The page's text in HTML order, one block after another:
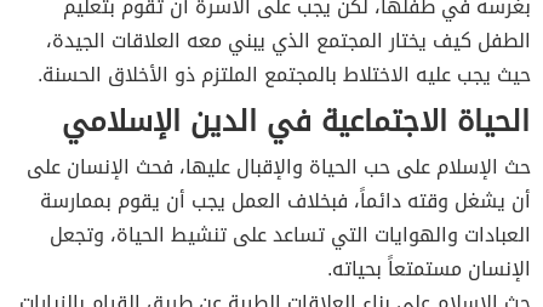
الطفل كيف يختار المجتمع الذي يبني معه العلاقات الجيدة،
حيث يجب عليه الاختلاط بالمجتمع الملتزم ذو الأخلاق الحسنة.
الحياة الاجتماعية في الدين الإسلامي
حث الإسلام على حب الحياة والإقبال عليها، فحث الإنسان على
أن يشغل وقته دائماً، فبخلاف العمل يجب أن يقوم بممارسة
العبادات والهوايات التي تساعد على تنشيط الحياة، وتجعل
الإنسان مستمتعاً بحياته.